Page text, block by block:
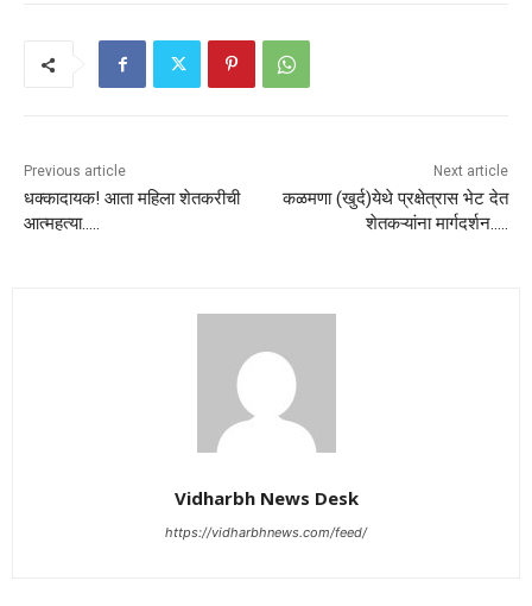
Previous article
धक्कादायक! आता महिला शेतकरीची
आत्महत्या…..
Next article
कळमणा (खुर्द)येथे प्रक्षेत्रास भेट देत
शेतकऱ्यांना मार्गदर्शन…..
Vidharbh News Desk
https://vidharbhnews.com/feed/